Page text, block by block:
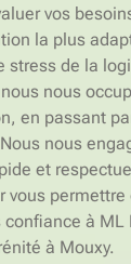
vos
la plus
stress de la
nous
en passant
nous
et
vous
à ML
à Mouxy.